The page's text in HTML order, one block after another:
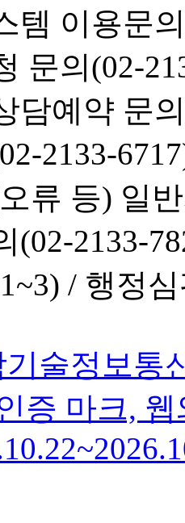
템 이용문
문의(02-
담예약 문
2133-
류 등) 일
(02-2133-
/ 행정심